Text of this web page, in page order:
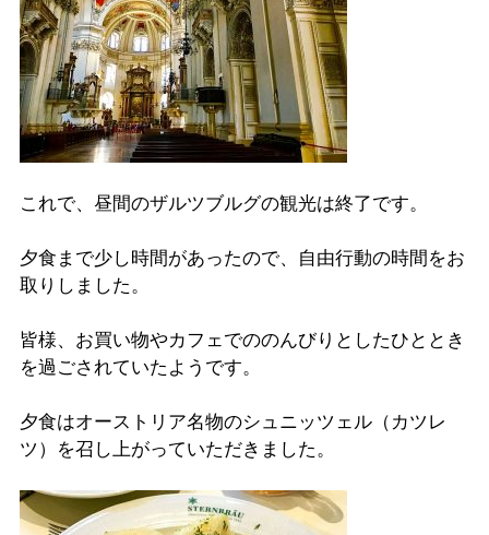
これで、昼間のザルツブルグの観光は終了です。
夕食まで少し時間があったので、自由行動の時間をお
取りしました。
皆様、お買い物やカフェでののんびりとしたひととき
を過ごされていたようです。
夕食はオーストリア名物のシュニッツェル（カツレ
ツ）を召し上がっていただきました。